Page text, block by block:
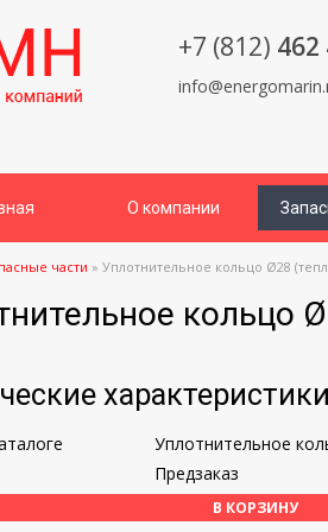
+7 (812) 462
О компании
части » Уплотнительное кольцо Ø28
кольцо
характеристики
Уплотнительное
Предзаказ
В КОРЗИНУ